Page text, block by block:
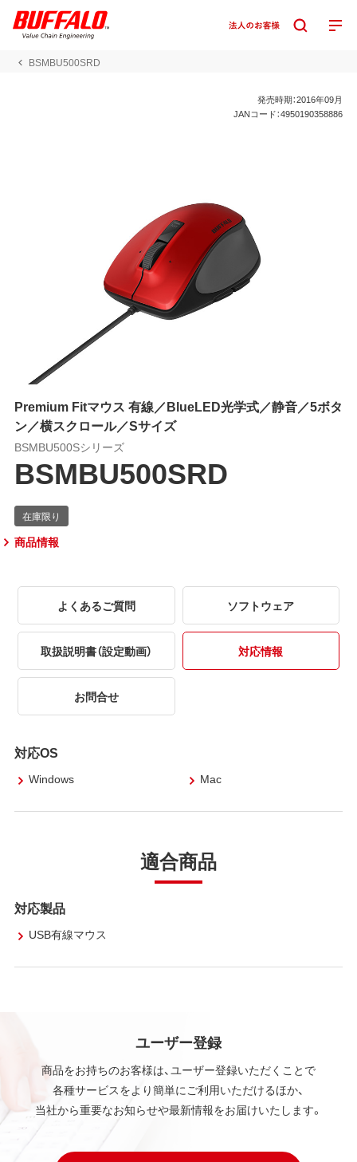
BSMBU500SRD
発売時期：2016年09月
JANコード：4950190358886
Premium Fitマウス 有線／BlueLED光学式／静音／5ボタ
ン／横スクロール／Sサイズ
BSMBU500Sシリーズ
BSMBU500SRD
商品情報
よくあるご質問 ソフトウェア
取扱説明書（設定動画） 対応情報
お問合せ
対応OS
Windows Mac
適合商品
対応製品
USB有線マウス
ユーザー登録
商品をお持ちのお客様は、ユーザー登録いただくことで
各種サービスをより簡単にご利用いただけるほか、
当社から重要なお知らせや最新情報をお届けいたします。